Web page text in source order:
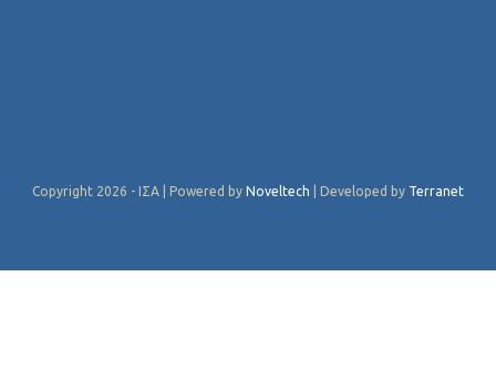
Copyright 2026 - ΙΣΑ | Powered by Noveltech | Developed by Terranet